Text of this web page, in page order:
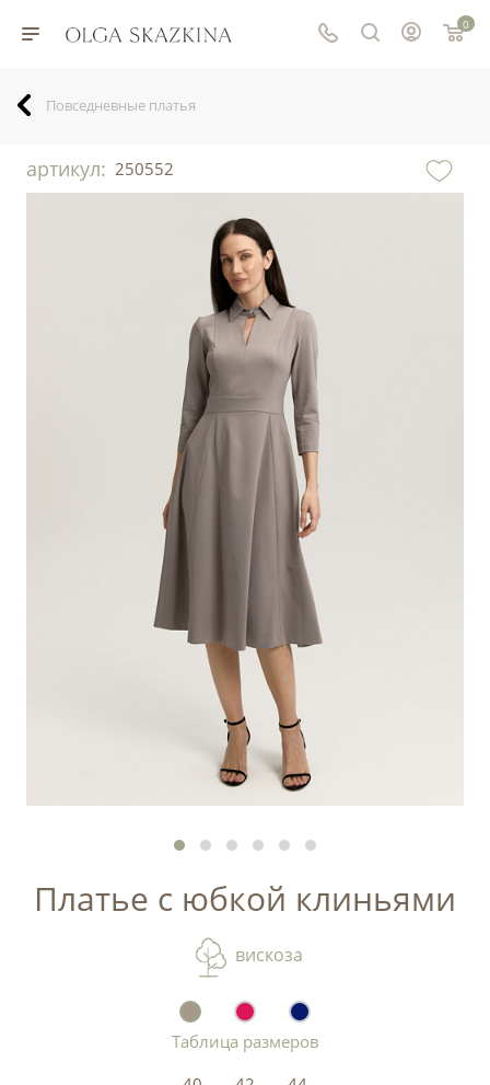
0
Повседневные платья
артикул: 250552
Платье с юбкой клиньями
вискоза
Таблица размеров